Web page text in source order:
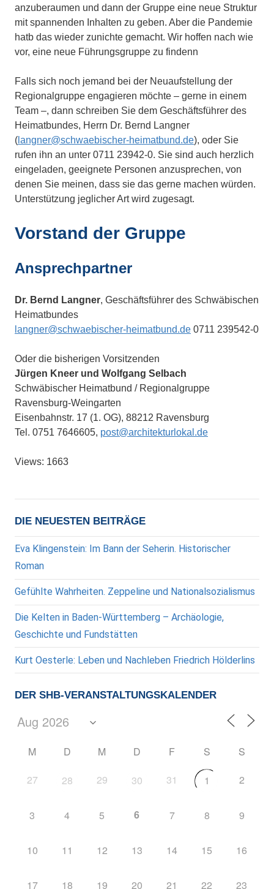
anzuberaumen und dann der Gruppe eine neue Struktur
mit spannenden Inhalten zu geben. Aber die Pandemie
hatb das wieder zunichte gemacht. Wir hoffen nach wie
vor, eine neue Führungsgruppe zu findenn
Falls sich noch jemand bei der Neuaufstellung der
Regionalgruppe engagieren möchte – gerne in einem
Team –, dann schreiben Sie dem Geschäftsführer des
Heimatbundes, Herrn Dr. Bernd Langner
( langner@schwaebischer-heimatbund.de), oder Sie
rufen ihn an unter 0711 23942-0. Sie sind auch herzlich
eingeladen, geeignete Personen anzusprechen, von
denen Sie meinen, dass sie das gerne machen würden.
Unterstützung jeglicher Art wird zugesagt.
Vorstand der Gruppe
Ansprechpartner
Dr. Bernd Langner, Geschäftsführer des Schwäbischen
Heimatbundes
langner@schwaebischer-heimatbund.de 0711 239542-0
Oder die bisherigen Vorsitzenden
Jürgen Kneer und Wolfgang Selbach
Schwäbischer Heimatbund / Regionalgruppe
Ravensburg-Weingarten
Eisenbahnstr. 17 (1. OG), 88212 Ravensburg
Tel. 0751 7646605, post@architekturlokal.de
Views: 1663
DIE NEUESTEN BEITRÄGE
Eva Klingenstein: Im Bann der Seherin. Historischer
Roman
Gefühlte Wahrheiten. Zeppeline und Nationalsozialismus
Die Kelten in Baden-Württemberg – Archäologie,
Geschichte und Fundstätten
Kurt Oesterle: Leben und Nachleben Friedrich Hölderlins
DER SHB-VERANSTALTUNGSKALENDER
M D M D F S S
27 28 29 30 31 1 2
3 4 5 6 7 8 9
10 11 12 13 14 15 16
17 18 19 20 21 22 23